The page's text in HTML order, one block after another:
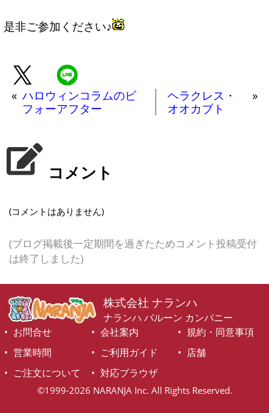
是非ご参加ください♪
« ハロウィンコラムのビ
フォーアフター
ヘラクレス・
オオカブト
»
コメント
(コメントはありません)
(ブログ掲載後一定期間を過ぎたためコメント投稿受付
は終了しました)
株式会社 ナランハ
ナランハ バルーン カンパニー
お問合せ
会社案内
規約・同意事項
営業時間
ご利用ガイド
店舗
ご注文について
対応ブラウザ
©1999-2026 NARANJA Inc. All Rights Reserved.